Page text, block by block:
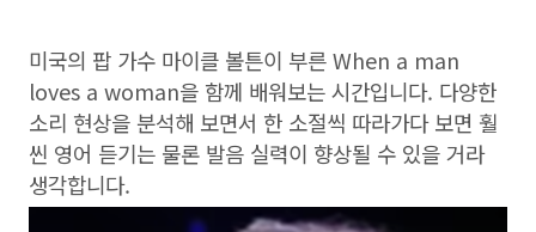
미국의 팝 가수 마이클 볼튼이 부른 When a man
loves a woman을 함께 배워보는 시간입니다. 다양한
소리 현상을 분석해 보면서 한 소절씩 따라가다 보면 훨
씬 영어 듣기는 물론 발음 실력이 향상될 수 있을 거라
생각합니다.